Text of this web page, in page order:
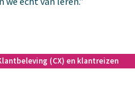
(CX) en klantreizen